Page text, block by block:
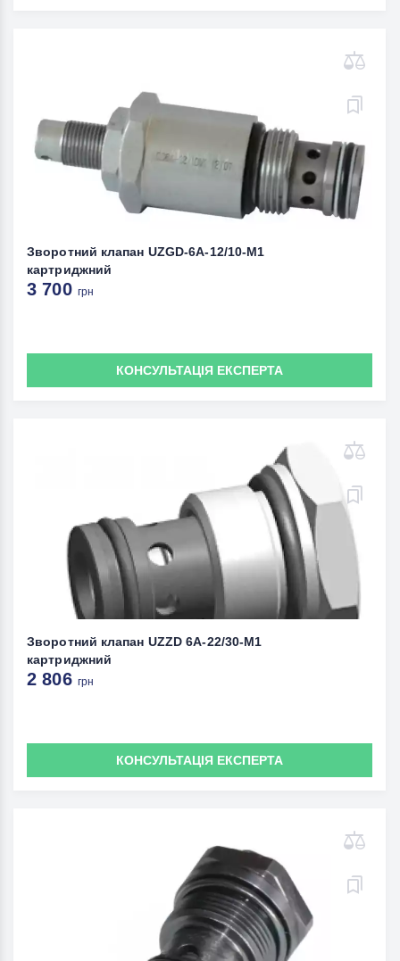
Зворотний клапан UZGD-6A-12/10-M1
картриджний
3 700 грн
КОНСУЛЬТАЦІЯ ЕКСПЕРТА
Зворотний клапан UZZD 6A-22/30-M1
картриджний
2 806 грн
КОНСУЛЬТАЦІЯ ЕКСПЕРТА